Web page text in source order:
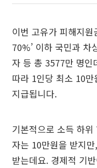
이번 고유가 피해지원
70%’ 이하 국민과 차
자 등 총 3577만 명인
따라 1인당 최소 10
지급됩니다.
기본적으로 소득 하
자는 10만원을 받지
받는데요. 경제적 기